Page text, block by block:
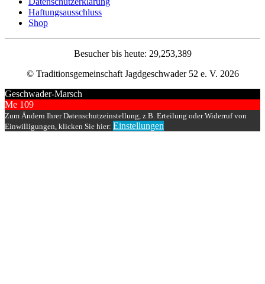
Haftungsausschluss
Shop
Besucher bis heute: 29,253,389
© Traditionsgemeinschaft Jagdgeschwader 52 e. V. 2026
Geschwader-Marsch
Me 109
Zum Ändern Ihrer Datenschutzeinstellung, z.B. Erteilung oder Widerruf von
Einwilligungen, klicken Sie hier: Einstellungen